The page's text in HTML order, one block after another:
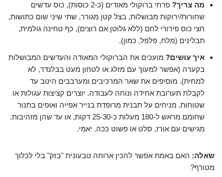
מה צריך?
פרחי ברוקולי מאודים (כ-2 כוסות), כוס עדשים
שחורות/ירוקות מבושלות, בצל קטן מגורר, שתי שיני שום כתושות,
חצי כוס פירורי לחם (ללא גלוטן אם רוצים), כף טחינה גולמית,
תבלינים (מלח, פלפל, כמון).
איך עושים? מועכים את הברוקולי המאודה והעדשים המבושלות
בקערה (אפשר למעוך עם מזלג או לטחון מעט בבלנדר, לא
למחית). מוסיפים את שאר המרכיבים ומערבבים היטב עד
לקבלת תערובת אחידה ונוחה לעבודה. יוצרים קציצות עגולות או
שטוחות. מניחים על תבנית מרופדת בנייר אפייה ואופים בתנור
שחומם מראש ל-180 מעלות כ-25-30 דקות, או עד שהן מזהיבות.
מגישים עם אורז, סלט או פשוט ככה. יאמי.
שאלה: האם באמת אפשר להכין ארוחה טבעונית "בזק" בלי לכלוך
מטורף?